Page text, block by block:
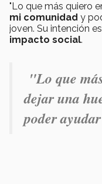
"Lo que más quiero
mi comunidad y
joven. Su intención
impacto social.
"Lo que
dejar una
poder